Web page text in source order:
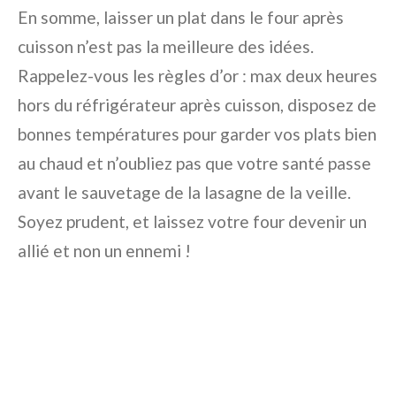
En somme, laisser un plat dans le four après
cuisson n’est pas la meilleure des idées.
Rappelez-vous les règles d’or : max deux heures
hors du réfrigérateur après cuisson, disposez de
bonnes températures pour garder vos plats bien
au chaud et n’oubliez pas que votre santé passe
avant le sauvetage de la lasagne de la veille.
Soyez prudent, et laissez votre four devenir un
allié et non un ennemi !